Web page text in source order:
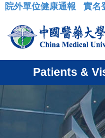
:::
院外單位健康通報 實名
Patients &